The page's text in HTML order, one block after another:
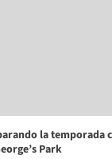
la temporada
Park